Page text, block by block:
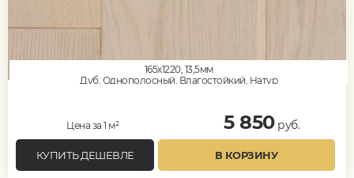
165x1220, 13,5мм
Дуб, Однополосный, Влагостойкий, Натур
Цена за 1 м² 5 850руб.
КУПИТЬ ДЕШЕВЛЕ В КОРЗИНУ